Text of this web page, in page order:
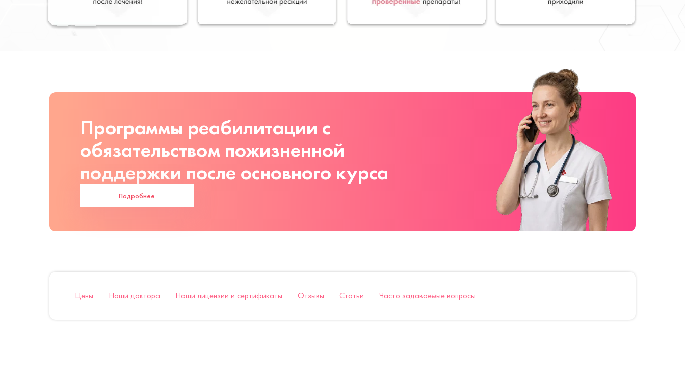
Программы реабилитации с
обязательством пожизненной
поддержки после основного курса
Подробнее
Цены Наши доктора Наши лицензии и сертификаты Отзывы Статьи Часто задаваемые вопросы